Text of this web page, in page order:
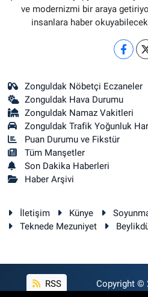
ve modernizmi bir araya
insanlara haber
Zonguldak Nöbetçi Eczaneler
Zonguldak Hava Durumu
Zonguldak Namaz Vakitleri
Zonguldak Trafik Yoğunluk
Puan Durumu ve Fikstür
Tüm Manşetler
Son Dakika Haberleri
Haber Arşivi
İletişim Künye
Teknede Mezuniyet
RSS Copyright ©